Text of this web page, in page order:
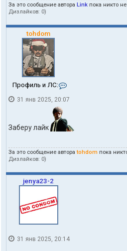
За это сообщение автора Link пока никто
Дизлайков: 0)
tohdom
Профиль и ЛС:
н
к
т
п
о
ь
я
t
31 янв 2025, 20:07
Заберу лайк
За это сообщение автораtohdom пока
Дизлайков: 0)
jenya23-2
31 янв 2025, 20:14